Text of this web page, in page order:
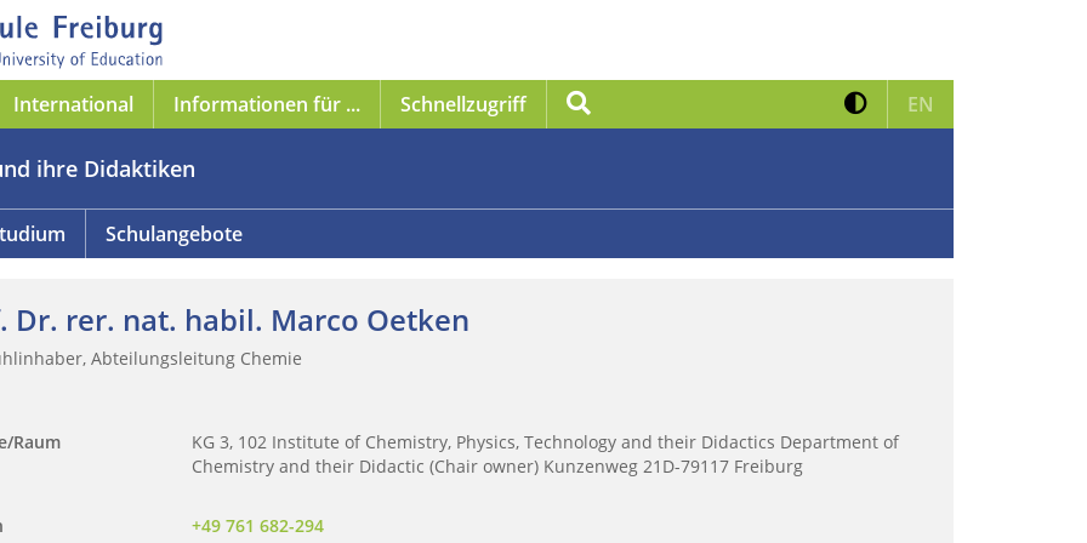
International Informationen für ... Schnellzugriff Kontrast erhöhen
EN
ihre Didaktiken
Schulangebote
Dr. rer. nat. habil. Marco Oetken
Abteilungsleitung Chemie
Raum
KG 3, 102 Institute of Chemistry, Physics, Technology and their Didactics Department of
Chemistry and their Didactic (Chair owner) Kunzenweg 21D-79117 Freiburg
+49 761 682-294